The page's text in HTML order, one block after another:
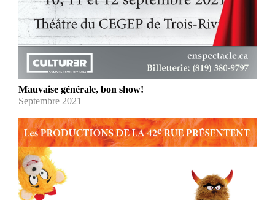
Mauvaise générale, bon show!
Septembre 2021